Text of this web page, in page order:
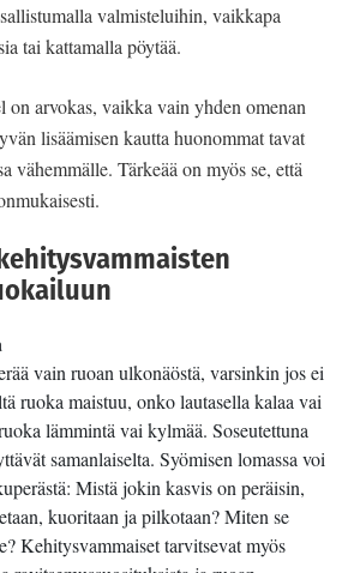
valmisteluihin, vaikkapa
tai kattamalla pöytää.
on arvokas, vaikka vain yhden omenan
lisäämisen kautta huonommat tavat
vähemmälle. Tärkeää on myös se, että
vain ruoan ulkonäöstä, varsinkin jos ei
ruoka maistuu, onko lautasella kalaa vai
lämmintä vai kylmää. Soseutettuna
samanlaiselta. Syömisen lomassa voi
Mistä jokin kasvis on peräisin,
kuoritaan ja pilkotaan? Miten se
Kehitysvammaiset tarvitsevat myös